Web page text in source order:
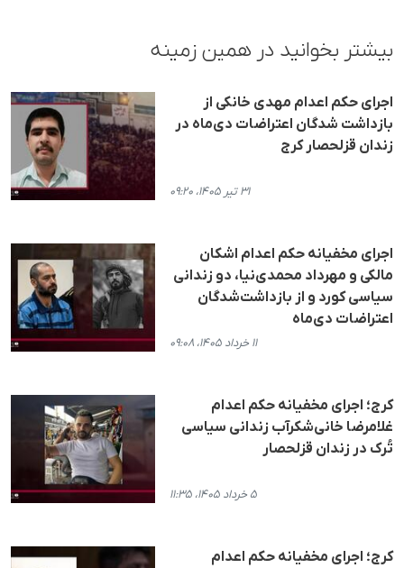
بیشتر بخوانید در همین زمینه
اجرای حکم اعدام مهدی خانکی از
بازداشت شدگان اعتراضات دی‌ماه در
زندان قزلحصار کرج
۳۱ تیر ۱۴۰۵، ۰۹:۲۰
اجرای مخفیانه حکم اعدام اشکان
مالکی و مهرداد محمدی‌نیا، دو زندانی
سیاسی کورد و از بازداشت‌شدگان
اعتراضات دی‌ماه
۱۱ خرداد ۱۴۰۵، ۰۹:۰۸
کرج؛ اجرای مخفیانه حکم اعدام
غلامرضا خانی‌شکرآب زندانی سیاسی
تُرک در زندان قزلحصار
۵ خرداد ۱۴۰۵، ۱۱:۳۵
کرج؛ اجرای مخفیانه حکم اعدام